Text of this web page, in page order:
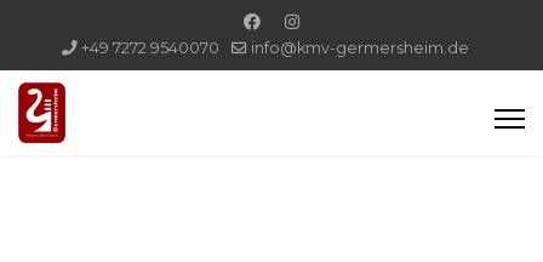
+49 7272 9540070 info@kmv-germersheim.de